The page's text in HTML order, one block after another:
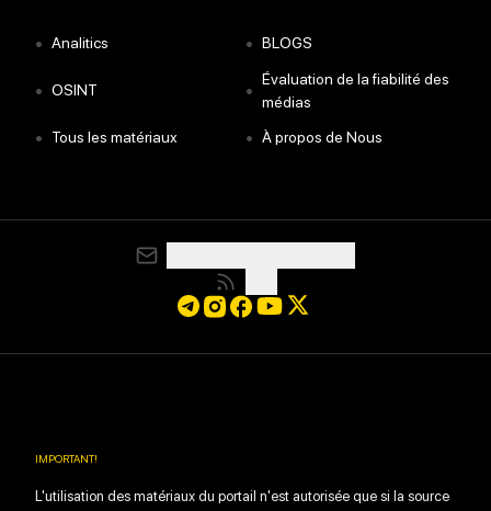
• Analitics • BLOGS
• OSINT •
Évaluation de la fiabilité des
médias
• Tous les matériaux • À propos de Nous
IMPORTANT!
L'utilisation des matériaux du portail n'est autorisée que si la source